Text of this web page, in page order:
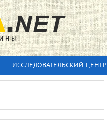
ИССЛЕДОВАТЕЛЬСКИЙ ЦЕНТР